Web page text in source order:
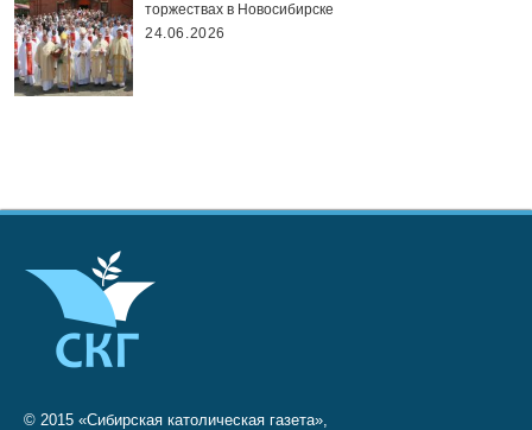
торжествах в Новосибирске
24.06.2026
© 2015 «Сибирская католическая газета»,